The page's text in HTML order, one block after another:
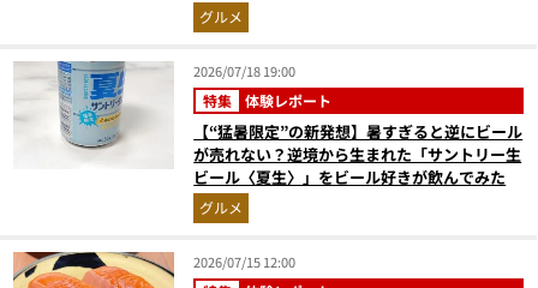
グルメ
2026/07/18 19:00
特集 体験レポート
【“猛暑限定”の新発想】暑すぎると逆にビール
が売れない？逆境から生まれた「サントリー生
ビール〈夏生〉」をビール好きが飲んでみた
グルメ
2026/07/15 12:00